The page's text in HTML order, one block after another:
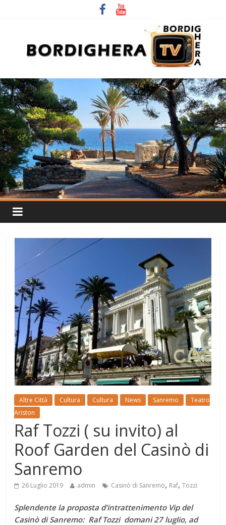
Altre Città Cultura Cultura News Sanremo
Teatro
Ariston
Raf Tozzi ( su invito) al
Roof Garden del Casinò di
Sanremo
26 Luglio 2019 admin Casinò di Sanremo, Raf,Tozzi
Splendente la proposta d’intrattenimento Vip del
Casinò di Sanremo: Raf Tozzi domani 27 luglio, ad